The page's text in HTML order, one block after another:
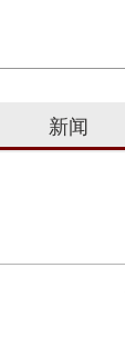
新闻